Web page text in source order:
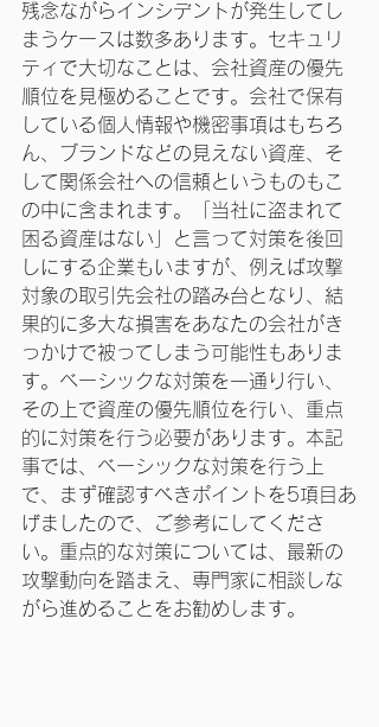
残念ながらインシデントが発生してし
まうケースは数多あります。セキュリ
ティで大切なことは、会社資産の優先
順位を見極めることです。会社で保有
している個人情報や機密事項はもちろ
ん、ブランドなどの見えない資産、そ
して関係会社への信頼というものもこ
の中に含まれます。「当社に盗まれて
困る資産はない」と言って対策を後回
しにする企業もいますが、例えば攻撃
対象の取引先会社の踏み台となり、結
果的に多大な損害をあなたの会社がき
っかけで被ってしまう可能性もありま
す。ベーシックな対策を一通り行い、
その上で資産の優先順位を行い、重点
的に対策を行う必要があります。本記
事では、ベーシックな対策を行う上
で、まず確認すべきポイントを5項目あ
げましたので、ご参考にしてくださ
い。重点的な対策については、最新の
攻撃動向を踏まえ、専門家に相談しな
がら進めることをお勧めします。